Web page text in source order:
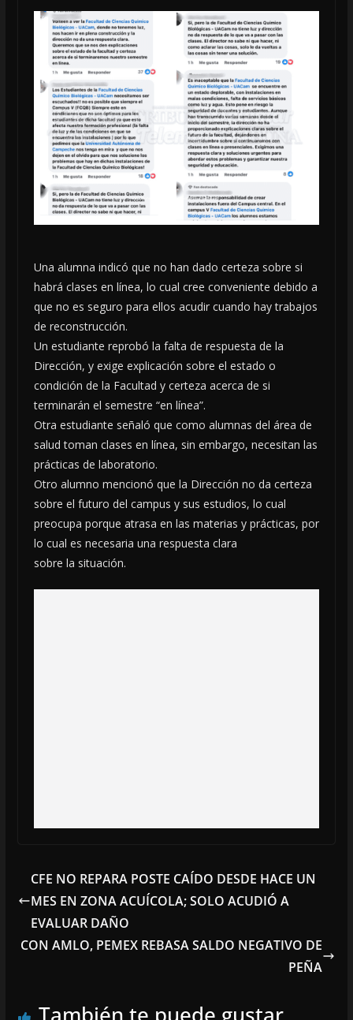
Una alumna indicó que no han dado certeza sobre si
habrá clases en línea, lo cual cree conveniente debido a
que no es seguro para ellos acudir cuando hay trabajos
de reconstrucción.
Un estudiante reprobó la falta de respuesta de la
Dirección, y exige explicación sobre el estado o
condición de la Facultad y certeza acerca de si
terminarán el semestre “en línea”.
Otra estudiante señaló que como alumnas del área de
salud toman clases en línea, sin embargo, necesitan las
prácticas de laboratorio.
Otro alumno mencionó que la Dirección no da certeza
sobre el futuro del campus y sus estudios, lo cual
preocupa porque atrasa en las materias y prácticas, por
lo cual es necesaria una respuesta clara
sobre la situación.
CFE NO REPARA POSTE CAÍDO DESDE HACE UN
MES EN ZONA ACUÍCOLA; SOLO ACUDIÓ A
EVALUAR DAÑO
CON AMLO, PEMEX REBASA SALDO NEGATIVO DE
PEÑA